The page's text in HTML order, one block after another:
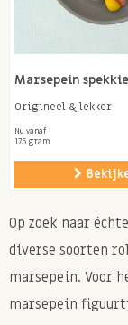
Marsepein
Origineel & lekker
Nu vanaf
175 gram
Op zoek naar
diverse soorten
marsepein. Voor
marsepein